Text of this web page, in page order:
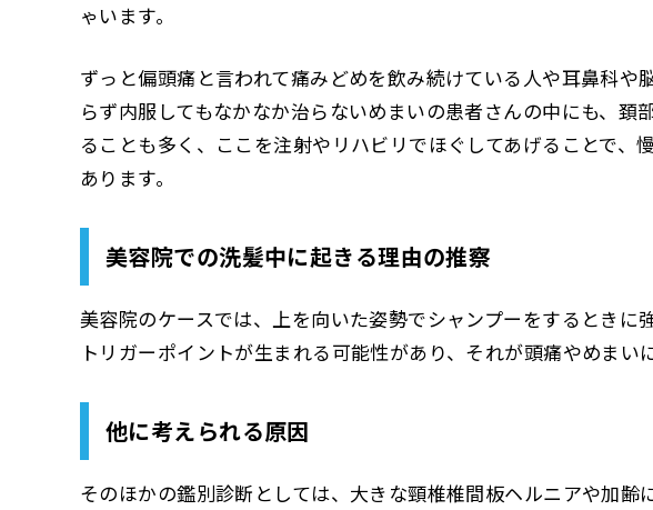
ゃいます。
ずっと偏頭痛と言われて痛みどめを飲み続けている人や耳鼻科や
らず内服してもなかなか治らないめまいの患者さんの中にも、頚
ることも多く、ここを注射やリハビリでほぐしてあげることで、
あります。
美容院での洗髪中に起きる理由の推察
美容院のケースでは、上を向いた姿勢でシャンプーをするときに
トリガーポイントが生まれる可能性があり、それが頭痛やめまい
他に考えられる原因
そのほかの鑑別診断としては、大きな頸椎椎間板ヘルニアや加齢